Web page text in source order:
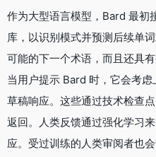
作为大型语言模型，Bard 最初
库，以识别模式并预测后续单
可能的下一个术语，而且还具
当用户提示 Bard 时，它会考
草稿响应。这些通过技术检查
返回。人类反馈通过强化学习
应。受过训练的人类审阅者也